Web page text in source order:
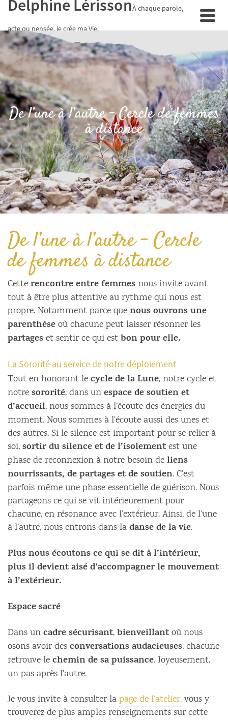
Delphine LérissonÀ chaque parole,
acte ou pensée, je crée ma Vie.
De l’une à l’autre – Cercle de femmes
à distance
De l’une à l’autre – Cercle
de femmes à distance
Cetterencontre entre femmes nous invite avant
tout à être plus attentive au rythme qui nous est
propre. Notamment parce quenous ouvrons une
parenthèseoù chacune peut laisser résonner les
partageset sentir ce qui estbon pour elle.
La Sororité au service de notre déploiement
Tout en honorant lecycle de la Lune, notre cycle et
notresororité, dans unespace de soutien et
d’accueil, nous sommes à l’écoute des énergies du
moment. Nous sommes à l’écoute aussi des unes et
des autres. Si le silence est important pour se relier à
soi,sortir du silence et de l’isolementest une
phase de reconnexion à notre besoin deliens
nourrissants, de partages et de soutien. C’est
parfois même une phase essentielle de guérison. Nous
partageons ce qui se vit intérieurement pour
chacune, en résonance avec l’extérieur. Ainsi, de l’une
à l’autre, nous entrons dans ladanse de la vie.
Plus nous écoutons ce qui se dit à l’intérieur,
plus il devient aisé d’accompagner le mouvement
à l’extérieur.
Espace sacré
Dans uncadre sécurisant,bienveillantoù nous
osons avoir desconversations audacieuses, chacune
retrouve lechemin de sa puissance. Joyeusement,
un pas après l’autre.
Je vous invite à consulter lapage de l’atelier,vous y
trouverez de plus amples renseignements sur cette